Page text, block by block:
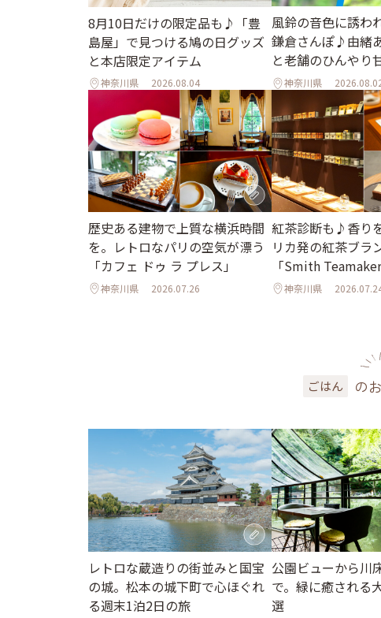
8月10日だけの限定品も♪「豊
島屋」で見つける鳩の日グッズ
と本店限定アイテム
神奈川県 2026.08.04
風鈴の音色に誘わ
鎌倉さんぽ♪由緒
と老舗のひんやり
神奈川県
歴史ある建物で上質な横浜時間
を。レトロなパリの空気が漂う
「カフェ ドゥ ラ プレス」
神奈川県 2026.07.26
紅茶診断も♪香り
リカ発の紅茶ブラ
「Smith Teamaker
神奈川県
ごはん の
レトロな蔵造りの街並みと国宝
の城。松本の城下町で心ほぐれ
る週末1泊2日の旅
公園ビューから川
で。緑に癒される
選